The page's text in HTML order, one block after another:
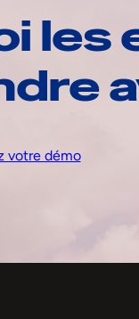
les
votre démo